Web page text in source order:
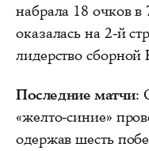
набрала 18 очков в
оказалась на 2-й
лидерство сборной
Последние матчи:
«желто-синие»
одержав шесть